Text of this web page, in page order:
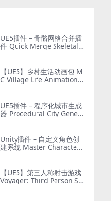
UE5插件 – 骨骼网格合并插
件 Quick Merge Skeletal
【UE5】乡村生活动画包 M
C Village Life Animation P
UE5插件 – 程序化城市生成
器 Procedural City Genera
Unity插件 – 自定义角色创
建系统 Master Character
【UE5】第三人称射击游戏
Voyager: Third Person Sh